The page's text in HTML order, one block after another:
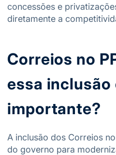
concessões e
diretamente a
Correios no
essa inclusão
importante?
A inclusão dos Correios
do governo para